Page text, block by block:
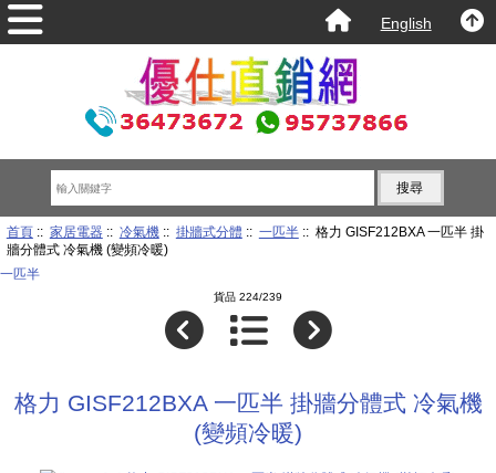
English
首頁:: 家居電器:: 冷氣機:: 掛牆式分體 :: 一匹半:: 格力 GISF212BXA 一匹半 掛
牆分體式 冷氣機 (變頻冷暖)
一匹半
貨品 224/239
格力 GISF212BXA 一匹半 掛牆分體式 冷氣機
(變頻冷暖)